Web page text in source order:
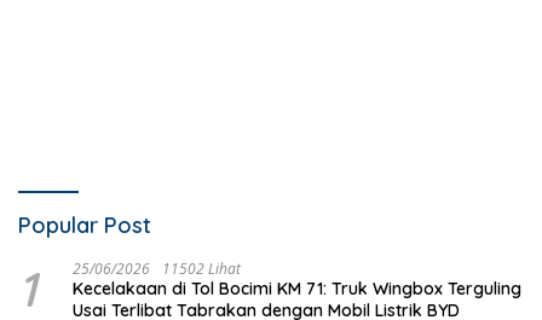
Popular Post
1 25/06/2026 11502 Lihat
Kecelakaan di Tol Bocimi KM 71: Truk Wingbox Terguling
Usai Terlibat Tabrakan dengan Mobil Listrik BYD